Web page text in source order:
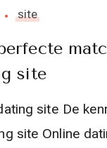
site
site
site De
site Online